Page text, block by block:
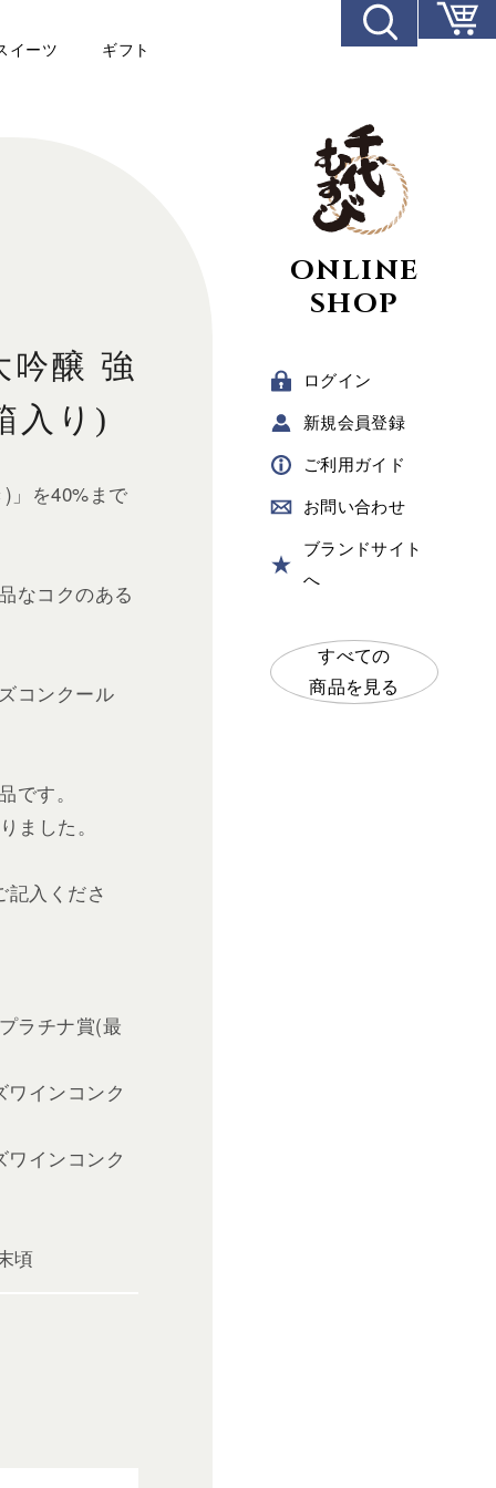
イーツ ギフト
ONLINE
SHOP
ログイン
新規会員登録
ご利用ガイド
お問い合わせ
ブランドサイト
へ
すべての
商品を見る
吟醸 強
入り)
」を40%まで
なコクのある
コンクール
です。
ました。
入くださ
ラチナ賞(最
インコンク
インコンク
頃